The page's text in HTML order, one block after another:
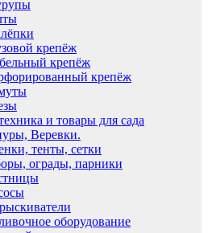
крепёж
крепёж
крепёж
и товары для сада
Веревки.
тенты, сетки
ограды, парники
оборудование